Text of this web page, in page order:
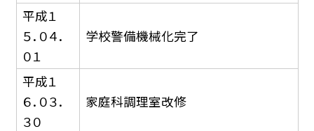
平成１
５．０４．
０１
学校警備機械化完了
平成１
６．０３．
３０
家庭科調理室改修